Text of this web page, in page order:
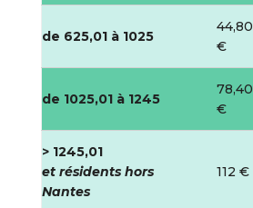
de 625,01 à 1025
44,80
€
de 1025,01 à 1245
78,40
€
> 1245,01
et résidents hors
Nantes
112 €